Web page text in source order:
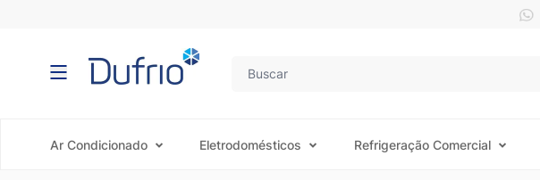
Ar Condicionado Eletrodomésticos Refrigeração Comercial